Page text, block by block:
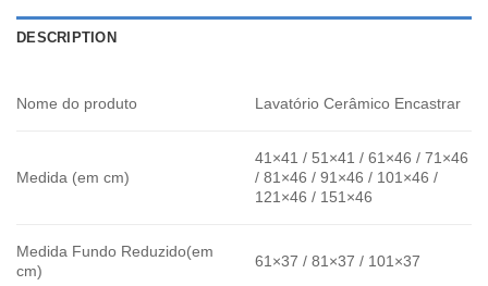
DESCRIPTION
Nome do produto Lavatório Cerâmico Encastrar
Medida (em cm)
41×41 / 51×41 / 61×46 / 71×46
/ 81×46 / 91×46 / 101×46 /
121×46 / 151×46
Medida Fundo Reduzido(em
cm)
61×37 / 81×37 / 101×37